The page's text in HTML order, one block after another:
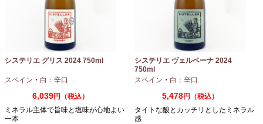
システリエ グリス 2024 750ml
スペイン ・ 白：辛口
6,039円（税込）
ミネラル主体で旨味と塩味が心地よい
一本
システリエ ヴェルベーナ 2024
750ml
スペイン ・ 白：辛口
5,478円（税込）
タイトな酸とカッチリとしたミネラル
感